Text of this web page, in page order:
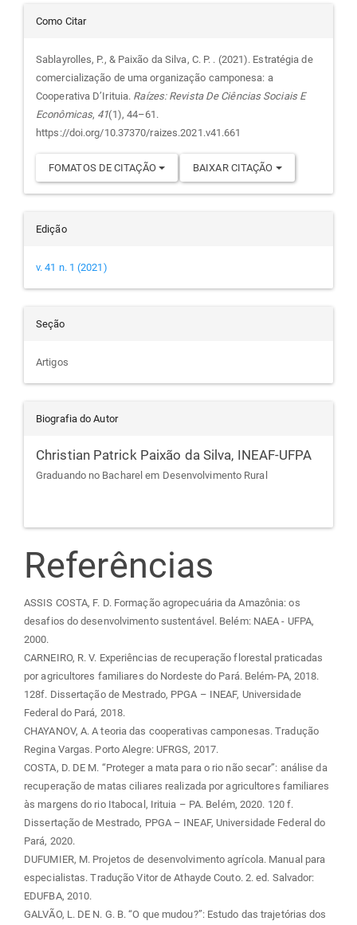
Detalhes
do
artigo
Como Citar
Sablayrolles, P., & Paixão da Silva, C. P. . (2021). Estratégia de
comercialização de uma organização camponesa: a
Cooperativa D’Irituia. Raízes: Revista De Ciências Sociais E
Econômicas, 41(1), 44–61.
https://doi.org/10.37370/raizes.2021.v41.661
FOMATOS DE CITAÇÃO BAIXAR CITAÇÃO
Edição
v. 41 n. 1 (2021)
Seção
Artigos
Biografia do Autor
Christian Patrick Paixão da Silva, INEAF-UFPA
Graduando no Bacharel em Desenvolvimento Rural
Referências
ASSIS COSTA, F. D. Formação agropecuária da Amazônia: os
desafios do desenvolvimento sustentável. Belém: NAEA - UFPA,
2000.
CARNEIRO, R. V. Experiências de recuperação florestal praticadas
por agricultores familiares do Nordeste do Pará. Belém-PA, 2018.
128f. Dissertação de Mestrado, PPGA – INEAF, Universidade
Federal do Pará, 2018.
CHAYANOV, A. A teoria das cooperativas camponesas. Tradução
Regina Vargas. Porto Alegre: UFRGS, 2017.
COSTA, D. DE M. “Proteger a mata para o rio não secar”: análise da
recuperação de matas ciliares realizada por agricultores familiares
às margens do rio Itabocal, Irituia – PA. Belém, 2020. 120 f.
Dissertação de Mestrado, PPGA – INEAF, Universidade Federal do
Pará, 2020.
DUFUMIER, M. Projetos de desenvolvimento agrícola. Manual para
especialistas. Tradução Vitor de Athayde Couto. 2. ed. Salvador:
EDUFBA, 2010.
GALVÃO, L. DE N. G. B. “O que mudou?”: Estudo das trajetórias dos